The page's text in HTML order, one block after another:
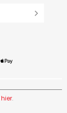
hier.